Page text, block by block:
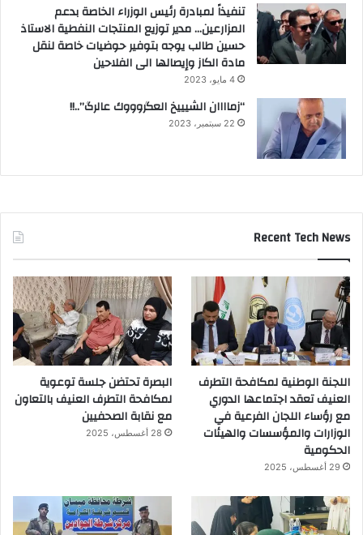
تنفيذاً لمبادرة رئيس الوزراء الخاصة بدعم
المزارعين… مدير توزيع المنتجات النفطية الاستاذ
حسين طالب يوجه بتوفير حوضيات خاصة لنقل
مادة الكاز وإيصالها الى الفلاحين
4 مايو، 2023
“زماااان الشيييخ العگروووك عالرگ”..!!
22 سبتمبر، 2023
Recent Tech News
اللجنة الوطنية لمكافحة التطرف
العنيف تعقد اجتماعها الدوري
مع رؤساء اللجان الفرعية في
الوزارات والمؤسسات والهيئات
الحكومية
29 أغسطس، 2025
البصرة تحتضن جلسة توعوية
لمكافحة التطرف العنيف بالتعاون
مع نقابة الصحفيين
28 أغسطس، 2025